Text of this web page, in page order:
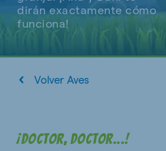
dirán exactamente cómo
funciona!
Volver Aves
¡Doctor, doctor...!